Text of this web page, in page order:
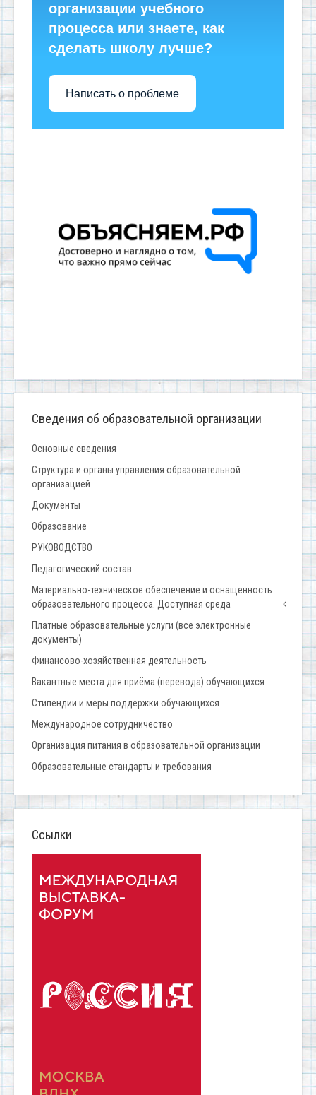
организации учебного
процесса или знаете, как
сделать школу лучше?
Написать о проблеме
Сведения об образовательной организации
Основные сведения
Структура и органы управления образовательной
организацией
Документы
Образование
РУКОВОДСТВО
Педагогический состав
Материально-техническое обеспечение и оснащенность
образовательного процесса. Доступная среда
Платные образовательные услуги (все электронные
документы)
Финансово-хозяйственная деятельность
Вакантные места для приёма (перевода) обучающихся
Стипендии и меры поддержки обучающихся
Международное сотрудничество
Организация питания в образовательной организации
Образовательные стандарты и требования
Ссылки